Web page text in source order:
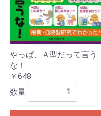
やっぱ、Ａ型だって言う
な！
￥648
数量